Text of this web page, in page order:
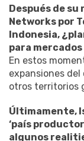
Después de
Networks por
Indonesia,
para
En estos
expansiones
otros territorios
Últimamente,
‘país
algunos